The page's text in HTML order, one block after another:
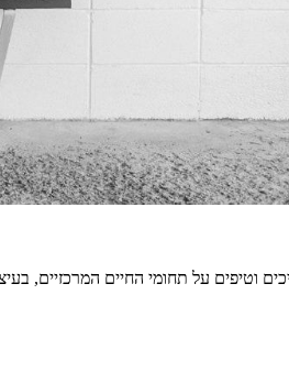
וטיפים על תחומי החיים המרכזיים,